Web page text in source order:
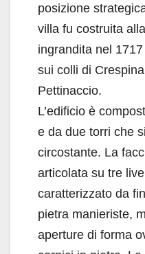
posizione
villa fu costruita
ingrandita nel
sui colli di
Pettinaccio.
L’edificio è
e da due torri che
circostante. La
articolata su tre
caratterizzato da
pietra manieriste,
aperture di forma